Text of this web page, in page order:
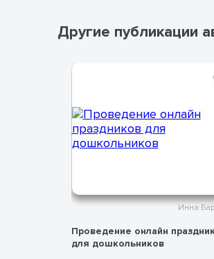
Другие публикации
Организация летнего
лагеря